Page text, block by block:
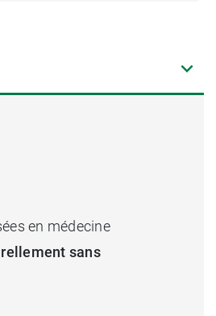
en médecine
sans